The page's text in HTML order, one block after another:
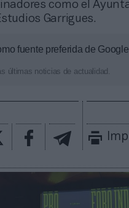
como el
Garrigues.
fuente preferida de
últimas noticias de actualidad.